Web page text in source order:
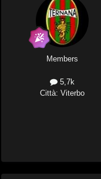
Members
5,7k
Città: Viterbo